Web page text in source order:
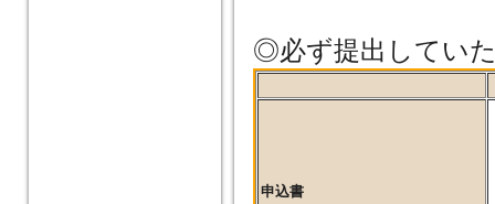
◎必ず提出してい
申込書